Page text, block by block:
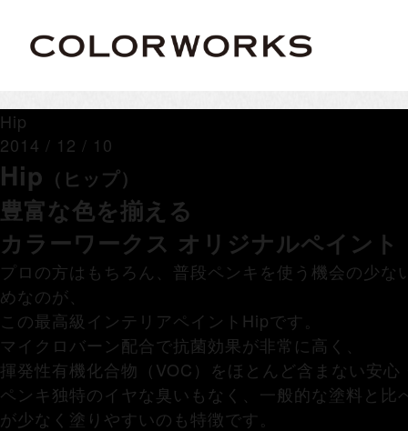
Hip
2014 / 12 / 10
Hip （ヒップ）
豊富な色を揃える
カラーワークス オリジナルペイント
プロの方はもちろん、普段ペンキを使う機会の少な
めなのが、
この最高級インテリアペイントHipです。
マイクロバーン配合で抗菌効果が非常に高く、
揮発性有機化合物（VOC）をほとんど含まない安心
ペンキ独特のイヤな臭いもなく、一般的な塗料と比
が少なく塗りやすいのも特徴です。